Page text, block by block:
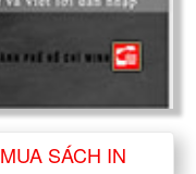
MUA SÁCH IN